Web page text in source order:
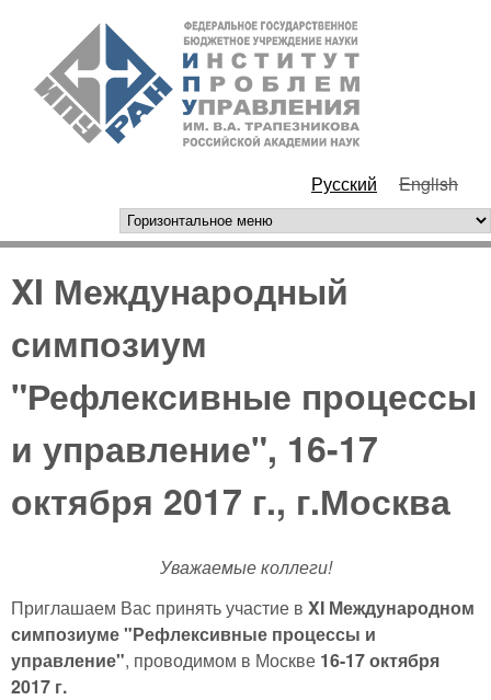
Перейти к основному
содержанию
РАН
Русский English
горизонтальное меню
XI Международный
симпозиум
"Рефлексивные процессы
и управление", 16-17
октября 2017 г., г.Москва
Уважаемые коллеги!
Приглашаем Вас принять участие в XI Международном
симпозиуме "Рефлексивные процессы и
управление", проводимом в Москве 16-17 октября
2017 г.